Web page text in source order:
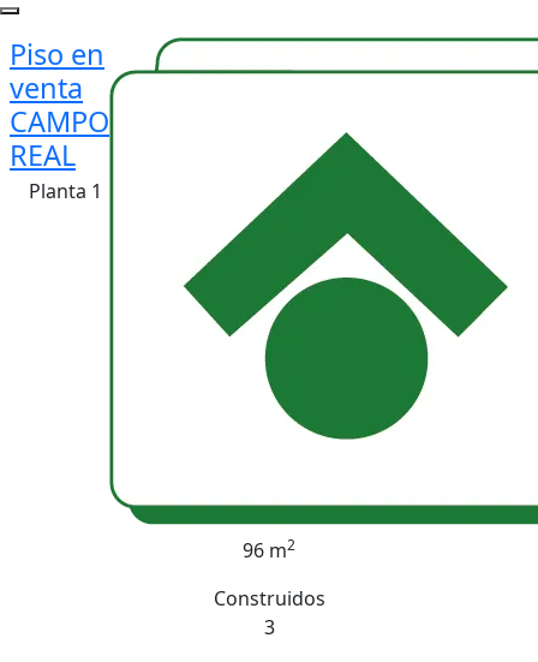
Piso en
venta
CAMPO
REAL
Planta 1
96 m2
Construidos
3